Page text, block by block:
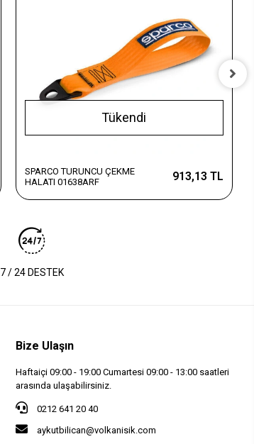
Tükendi
SPARCO TURUNCU ÇEKME
HALATI 01638ARF
913,13 TL
7 / 24 DESTEK
Bize Ulaşın
Haftaiçi 09:00 - 19:00 Cumartesi 09:00 - 13:00 saatleri
arasında ulaşabilirsiniz.
0212 641 20 40
aykutbilican@volkanisik.com